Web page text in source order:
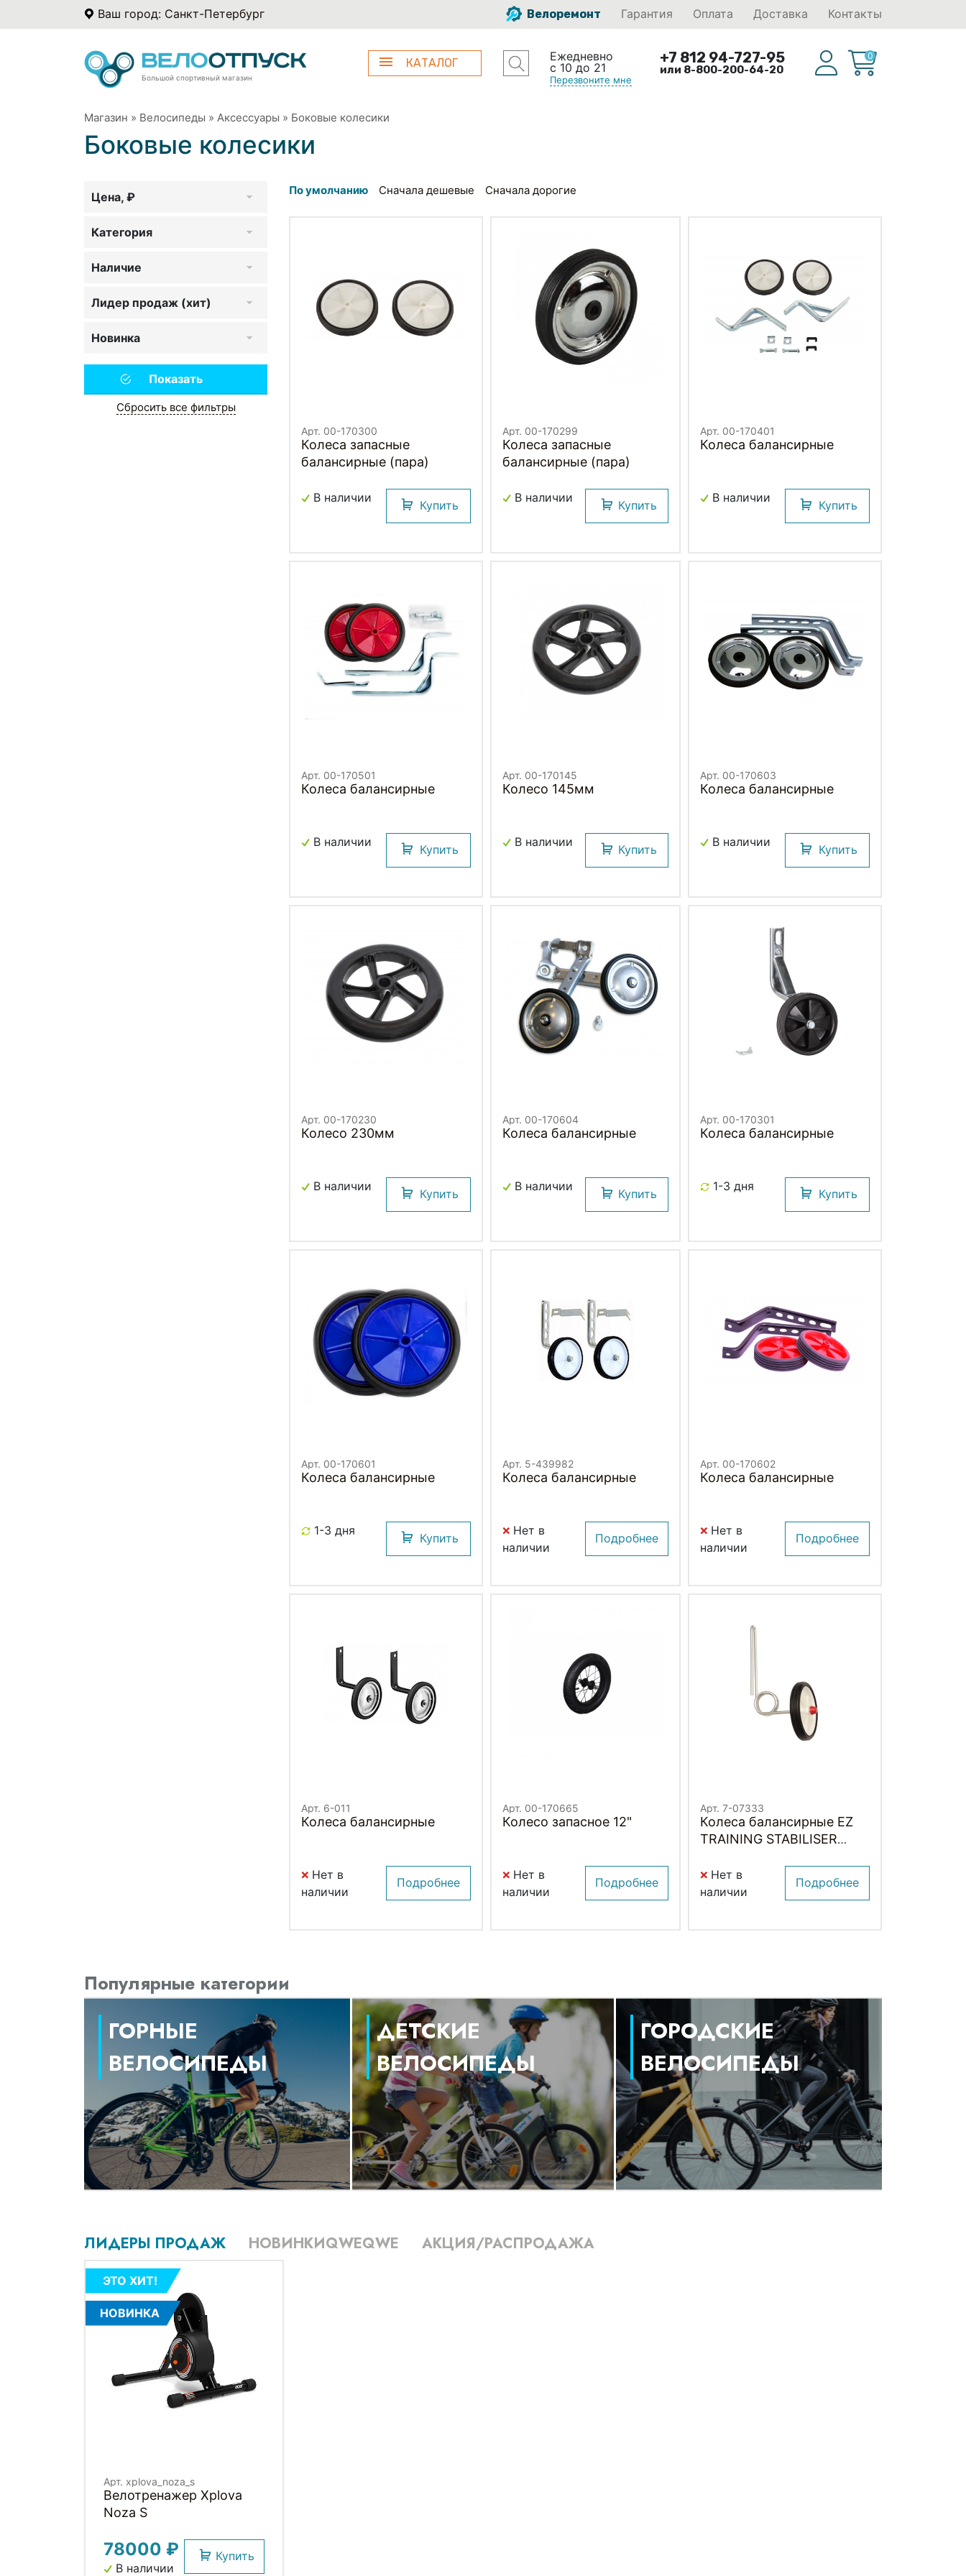
Ваш город: Санкт-Петербург Велоремонт Гарантия Оплата Доставка Контакты
Большой спортивный магазин
КАТАЛОГ
Ежедневно
с 10 до 21
Перезвоните мне
+7 812 94-727-95
или 8-800-200-64-20
0
Магазин » Велосипеды » Аксессуары » Боковые колесики
Боковые колесики
Цена, ₽
Категория
Наличие
Лидер продаж (хит)
Новинка
Сбросить все фильтры
По умолчанию Сначала дешевые Сначала дорогие
Арт. 00-170300
Колеса запасные
балансирные (пара)
В наличии
Купить
Арт. 00-170299
Колеса запасные
балансирные (пара)
В наличии
Купить
Арт. 00-170401
Колеса балансирные
В наличии
Купить
Арт. 00-170501
Колеса балансирные
В наличии
Купить
Арт. 00-170145
Колесо 145мм
В наличии
Купить
Арт. 00-170603
Колеса балансирные
В наличии
Купить
Арт. 00-170230
Колесо 230мм
В наличии
Купить
Арт. 00-170604
Колеса балансирные
В наличии
Купить
Арт. 00-170301
Колеса балансирные
1-3 дня
Купить
Арт. 00-170601
Колеса балансирные
1-3 дня
Купить
Арт. 5-439982
Колеса балансирные
Нет в
наличии
Подробнее
Арт. 00-170602
Колеса балансирные
Нет в
наличии
Подробнее
Арт. 6-011
Колеса балансирные
Нет в
наличии
Подробнее
Арт. 00-170665
Колесо запасное 12"
Нет в
наличии
Подробнее
Арт. 7-07333
Колеса балансирные EZ
TRAINING STABILISER
Нет в
наличии
Подробнее
Популярные категории
ГОРНЫЕ
ВЕЛОСИПЕДЫ
ДЕТСКИЕ
ВЕЛОСИПЕДЫ
ГОРОДСКИЕ
ВЕЛОСИПЕДЫ
ЛИДЕРЫ ПРОДАЖ НОВИНКИQWEQWE АКЦИЯ/РАСПРОДАЖА
ЭТО ХИТ!
НОВИНКА
Арт. xplova_noza_s
Велотренажер Xplova
Noza S
78000 ₽
В наличии
Купить